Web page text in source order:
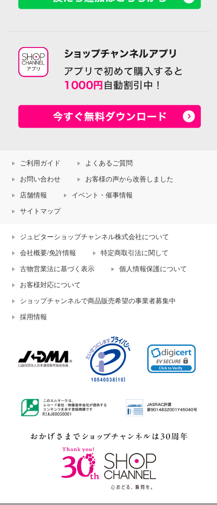
ご利用ガイド よくあるご質問
お問い合わせ お客様の声から改善しました
店舗情報 イベント・催事情報
サイトマップ
ジュピターショップチャンネル株式会社について
会社概要/免許情報 特定商取引法に関して
古物営業法に基づく表示 個人情報保護について
お客様対応について
ショップチャンネルで商品販売希望の事業者募集中
採用情報